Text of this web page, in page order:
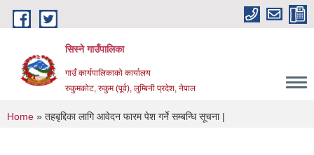
Skip to main content
सिस्ने गाउँपालिका
गाउँ कार्यपालिकाको कार्यालय
रुकुमकोट, रुकुम (पूर्व), लुम्बिनी प्रदेश, नेपाल
You are here
Home » तहबृद्दिका लागि आवेदन फारम पेश गर्ने सम्बन्धि सूचना |